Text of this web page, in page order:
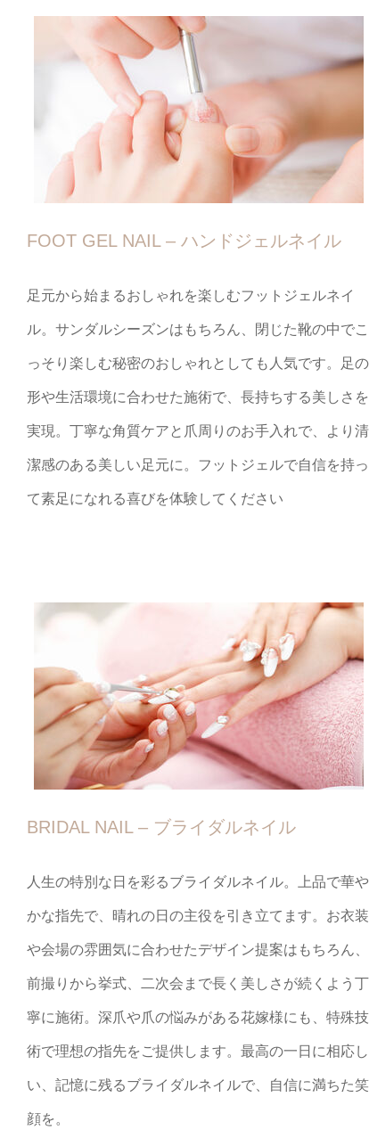
FOOT GEL NAIL – ハンドジェルネイル
足元から始まるおしゃれを楽しむフットジェルネイ
ル。サンダルシーズンはもちろん、閉じた靴の中でこ
っそり楽しむ秘密のおしゃれとしても人気です。足の
形や生活環境に合わせた施術で、長持ちする美しさを
実現。丁寧な角質ケアと爪周りのお手入れで、より清
潔感のある美しい足元に。フットジェルで自信を持っ
て素足になれる喜びを体験してください
BRIDAL NAIL – ブライダルネイル
人生の特別な日を彩るブライダルネイル。上品で華や
かな指先で、晴れの日の主役を引き立てます。お衣装
や会場の雰囲気に合わせたデザイン提案はもちろん、
前撮りから挙式、二次会まで長く美しさが続くよう丁
寧に施術。深爪や爪の悩みがある花嫁様にも、特殊技
術で理想の指先をご提供します。最高の一日に相応し
い、記憶に残るブライダルネイルで、自信に満ちた笑
顔を。